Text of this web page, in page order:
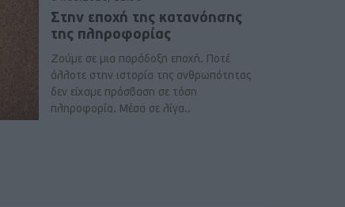
Στην εποχή της κατανόησης
της πληροφορίας
Ζούμε σε μια παράδοξη εποχή. Ποτέ
άλλοτε στην ιστορία της ανθρωπότητας
δεν είχαμε πρόσβαση σε τόση
πληροφορία. Μέσα σε λίγα..